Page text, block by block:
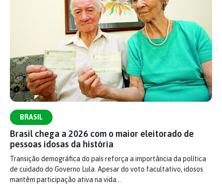
BRASIL
Brasil chega a 2026 com o maior eleitorado de
pessoas idosas da história
Transição demográfica do país reforça a importância da política
de cuidado do Governo Lula. Apesar do voto facultativo, idosos
mantêm participação ativa na vida…